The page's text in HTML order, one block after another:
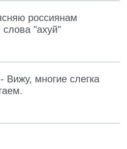
россиянам
слова "ахуй"
Вижу, многие слегка